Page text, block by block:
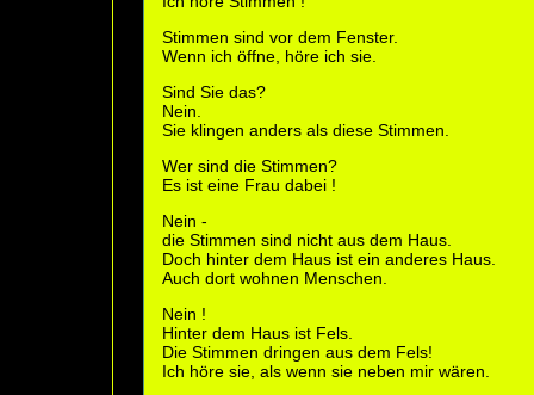
Stimmen sind vor dem Fenster.
Wenn ich öffne, höre ich sie.
Sind Sie das?
Nein.
Sie klingen anders als diese Stimmen.
Wer sind die Stimmen?
Es ist eine Frau dabei !
Nein -
die Stimmen sind nicht aus dem Haus.
Doch hinter dem Haus ist ein anderes Haus.
Auch dort wohnen Menschen.
Nein !
Hinter dem Haus ist Fels.
Die Stimmen dringen aus dem Fels!
Ich höre sie, als wenn sie neben mir wären.